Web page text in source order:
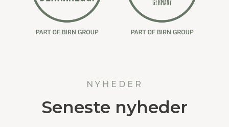
NYHEDER
Seneste nyheder